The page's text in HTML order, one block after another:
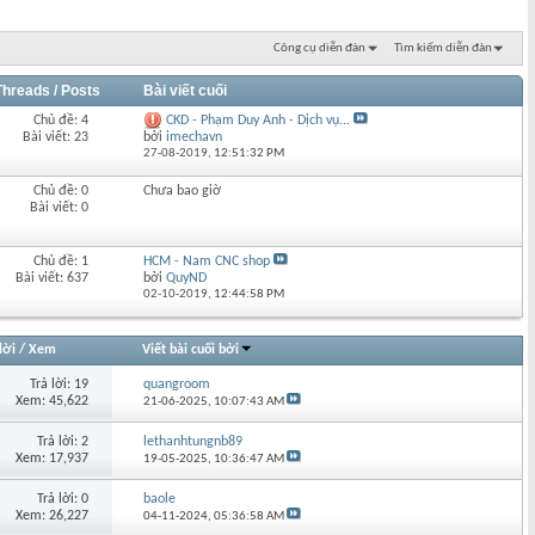
Công cụ diễn đàn Tìm kiếm diễn đàn
/ Posts Bài viết cuối
Chủ đề: 4
Bài viết: 23
CKD - Phạm Duy Anh - Dịch vụ...
bởiimechavn
27-08-2019, 12:51:32 PM
Chủ đề: 0
Bài viết: 0
Chưa bao giờ
Chủ đề: 1
Bài viết: 637
HCM - Nam CNC shop
bởiQuyND
02-10-2019, 12:44:58 PM
/ Xem Viết bài cuối bởi
Trả lời: 19
Xem: 45,622
quangroom
21-06-2025, 10:07:43 AM
Trả lời: 2
Xem: 17,937
lethanhtungnb89
19-05-2025, 10:36:47 AM
Trả lời: 0
Xem: 26,227
baole
04-11-2024,05:36:58 AM